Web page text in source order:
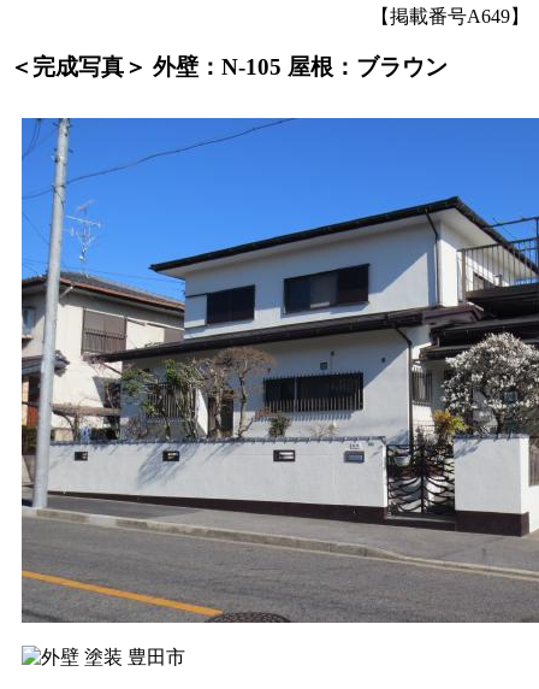
【掲載番号A649】
＜完成写真＞ 外壁：N-105 屋根：ブラウン